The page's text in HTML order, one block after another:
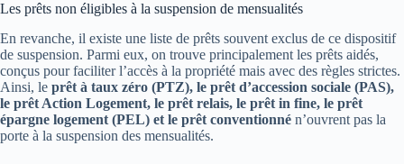
Les prêts non éligibles à la suspension de mensualités
En revanche, il existe une liste de prêts souvent exclus de ce dispositif
de suspension. Parmi eux, on trouve principalement les prêts aidés,
conçus pour faciliter l’accès à la propriété mais avec des règles strictes.
Ainsi, le prêt à taux zéro (PTZ), le prêt d’accession sociale (PAS),
le prêt Action Logement, le prêt relais, le prêt in fine, le prêt
épargne logement (PEL) et le prêt conventionné n’ouvrent pas la
porte à la suspension des mensualités.